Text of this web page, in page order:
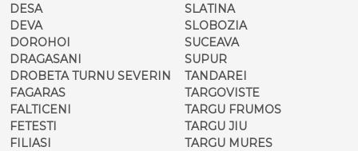
DESA
DEVA
DOROHOI
DRAGASANI
DROBETA TURNU SEVERIN
FAGARAS
FALTICENI
FETESTI
FILIASI
SLATINA
SLOBOZIA
SUCEAVA
SUPUR
TANDAREI
TARGOVISTE
TARGU FRUMOS
TARGU JIU
TARGU MURES